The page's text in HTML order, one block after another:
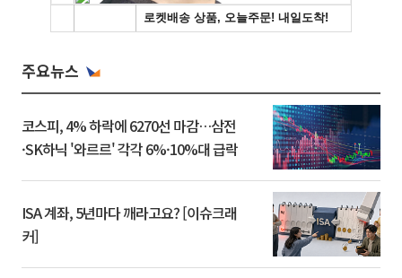
주요뉴스
코스피, 4% 하락에 6270선 마감…삼전
·SK하닉 '와르르' 각각 6%·10%대 급락
ISA 계좌, 5년마다 깨라고요? [이슈크래
커]